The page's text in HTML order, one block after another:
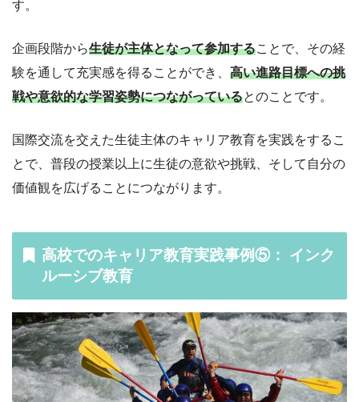
す。
企画段階から生徒が主体となって参加することで、その経
験を通して充実感を得ることができ、 高い進路目標への挑
戦や意欲的な学習姿勢につながっているとのことです。
国際交流を交えた生徒主体のキャリア教育を実践をするこ
とで、普段の授業以上に生徒の意欲や挑戦、そして自分の
価値観を広げることにつながります。
高校でのキャリア教育実践事例⑤： インク
ルーシブ教育